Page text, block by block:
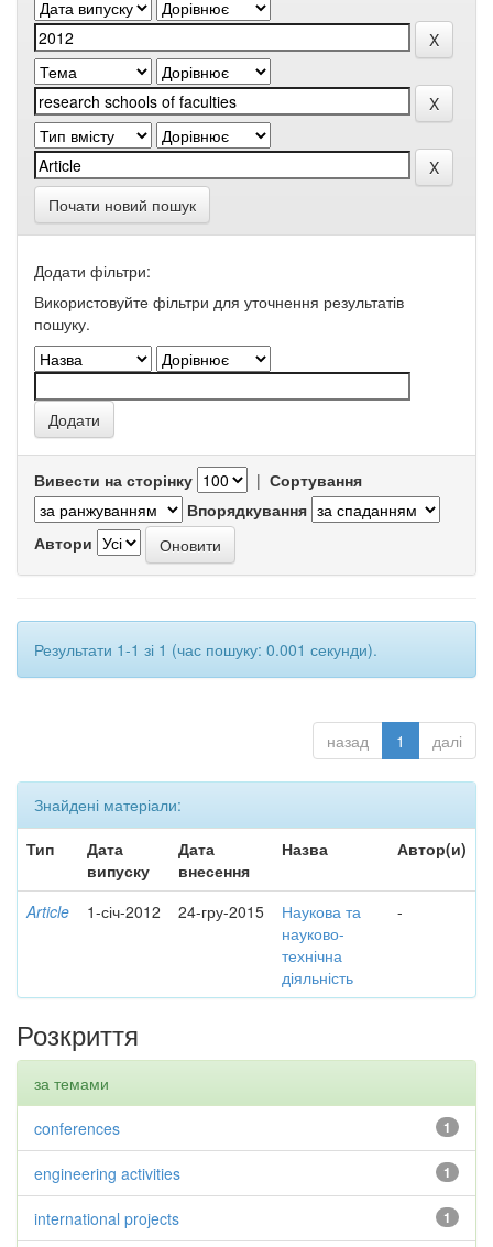
Почати новий пошук
Додати фільтри:
Використовуйте фільтри для уточнення результатів
пошуку.
Вивести на сторінку | Сортування
Впорядкування
Автори
Результати 1-1 зі 1 (час пошуку: 0.001 секунди).
назад 1 далі
Знайдені матеріали:
Тип
Дата
випуску
Дата
внесення
Назва Автор(и)
Article 1-січ-2012 24-гру-2015
Наукова та
науково-
технічна
діяльність
-
Розкриття
за темами
1
conferences
1
engineering activities
1
international projects